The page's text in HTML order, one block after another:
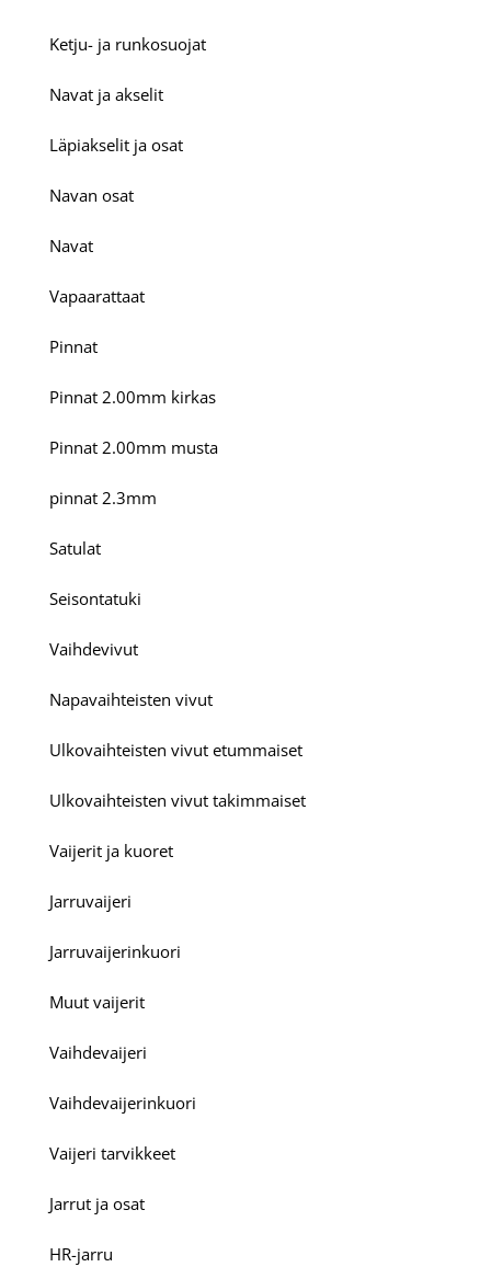
Ketju- ja runkosuojat
Navat ja akselit
Läpiakselit ja osat
Navan osat
Navat
Vapaarattaat
Pinnat
Pinnat 2.00mm kirkas
Pinnat 2.00mm musta
pinnat 2.3mm
Satulat
Seisontatuki
Vaihdevivut
Napavaihteisten vivut
Ulkovaihteisten vivut etummaiset
Ulkovaihteisten vivut takimmaiset
Vaijerit ja kuoret
Jarruvaijeri
Jarruvaijerinkuori
Muut vaijerit
Vaihdevaijeri
Vaihdevaijerinkuori
Vaijeri tarvikkeet
Jarrut ja osat
HR-jarru